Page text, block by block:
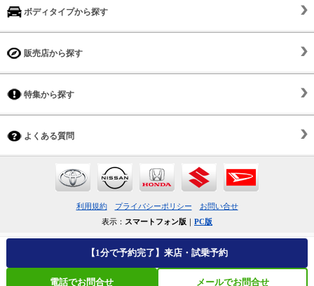
【1分で予約完了】来店・試乗予約
電話でお問合せ メールでお問合せ
ボディタイプから探す
販売店から探す
特集から探す
よくある質問
利用規約 プライバシーポリシー
お問い合せ
表示： スマートフォン版 PC版